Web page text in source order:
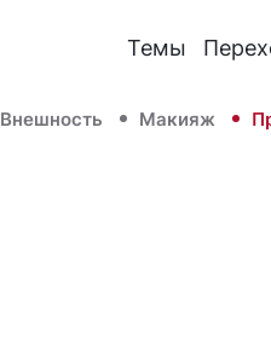
Темы
Внешность Макияж